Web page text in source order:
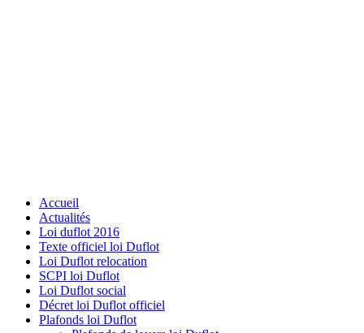
Accueil
Actualités
Loi duflot 2016
Texte officiel loi Duflot
Loi Duflot relocation
SCPI loi Duflot
Loi Duflot social
Décret loi Duflot officiel
Plafonds loi Duflot